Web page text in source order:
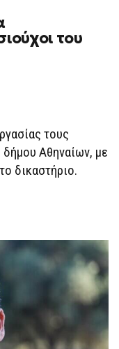
του
τους
Αθηναίων, με
δικαστήριο.